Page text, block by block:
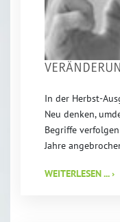
In der Herbst-
Neu denken,
Begriffe
Jahre
WEITERLESEN ... ›